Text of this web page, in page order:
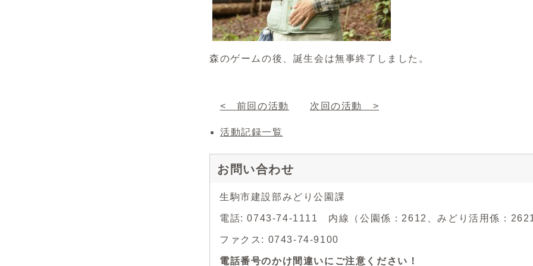
森のゲームの後、誕生会は無事終了しました。
< 前回の活動 次回の活動 >
活動記録一覧
お問い合わせ
生駒市建設部みどり公園課
電話: 0743-74-1111 内線（公園係：2612、みどり活用係：
ファクス: 0743-74-9100
電話番号のかけ間違いにご注意ください！